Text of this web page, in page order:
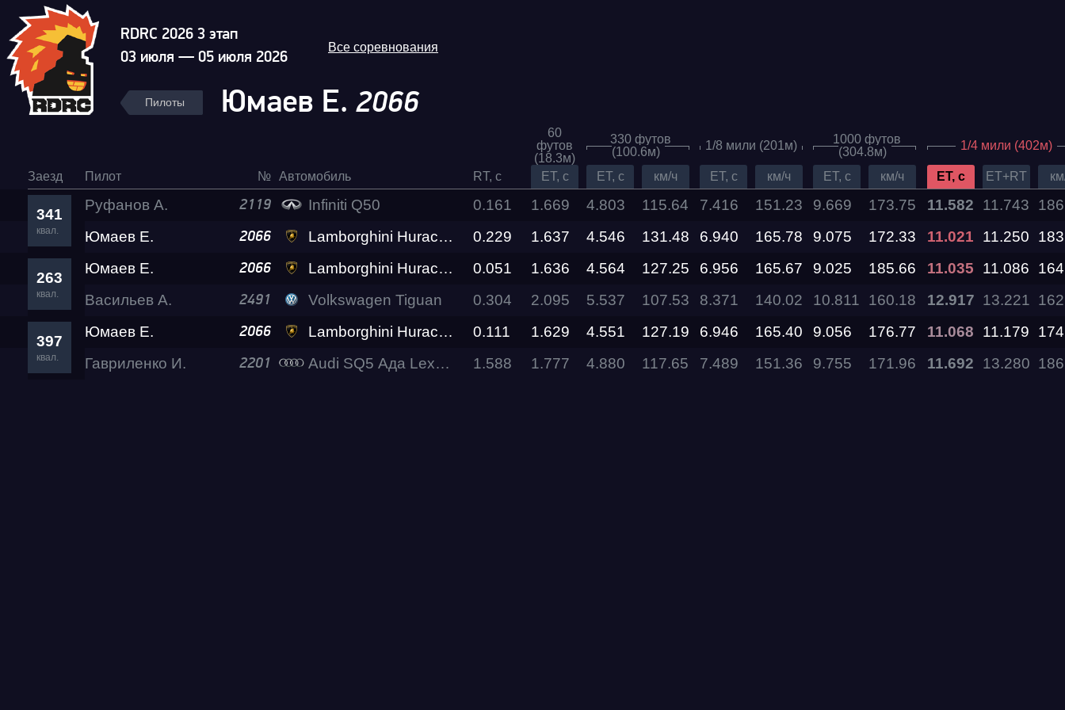
Гонка Трасса Дата проведения
RDRC Юг 6 этап
Racepark
04.10.2026
RDRC
12.09.2026 —
RDRC 2026 3 этап
03 июля — 05 июля 2026
Все соревнования
Пилоты Юмаев Е. 2066
60
футов
(18.3м)
330 футов
(100.6м)
1/8 мили (201м)
1000 футов
(304.8м)
1/4 мили (402м)
Заезд Пилот № Автомобиль RT, c ET, c ET, c км/ч ET, c км/ч ET, c км/ч ET, c ET+RT
341
квал.
Руфанов А. 2119 Infiniti Q50 0.161 1.669 4.803 115.64 7.416 151.23 9.669 173.75 11.582 11.743
Юмаев Е.
2066 Lamborghini Huracan Perfomante LP640-4 VAGPLUS 0.229 1.637 4.546 131.48 6.940 165.78 9.075 172.33 11.021 11.250
263
квал.
Юмаев Е. 2066 Lamborghini Huracan Perfomante LP640-4 VAGPLUS 0.051 1.636 4.564 127.25 6.956 165.67 9.025 185.66 11.035 11.086
Васильев А.
2491 Volkswagen Tiguan 0.304 2.095 5.537 107.53 8.371 140.02 10.811 160.18 12.917 13.221
397
квал.
Юмаев Е. 2066 Lamborghini Huracan Perfomante LP640-4 VAGPLUS 0.111 1.629 4.551 127.19 6.946 165.40 9.056 176.77 11.068 11.179
Гавриленко И.
2201 Audi SQ5 Ада Lexx Motors Team 1.588 1.777 4.880 117.65 7.489 151.36 9.755 171.96 11.692 13.280